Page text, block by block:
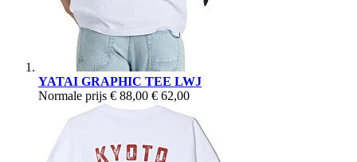
YATAI GRAPHIC TEE LWJ
Normale prijs € 88,00 € 62,00